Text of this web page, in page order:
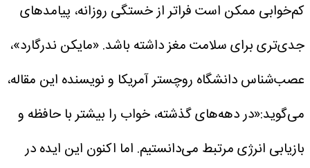
کم‌خوابی ممکن است فراتر از خستگی روزانه، پیامدهای
جدی‌تری برای سلامت مغز داشته باشد.«مایکن ندرگارد»،
عصب‌شناس دانشگاه روچستر آمریکا و نویسنده این مقاله،
می‌گوید:«در دهه‌های گذشته، خواب را بیشتر با حافظه و
بازیابی انرژی مرتبط می‌دانستیم. اما اکنون این ایده در